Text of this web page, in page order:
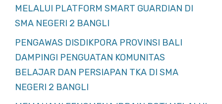
MELALUI PLATFORM SMART GUARDIAN DI
SMA NEGERI 2 BANGLI
PENGAWAS DISDIKPORA PROVINSI BALI
DAMPINGI PENGUATAN KOMUNITAS
BELAJAR DAN PERSIAPAN TKA DI SMA
NEGERI 2 BANGLI